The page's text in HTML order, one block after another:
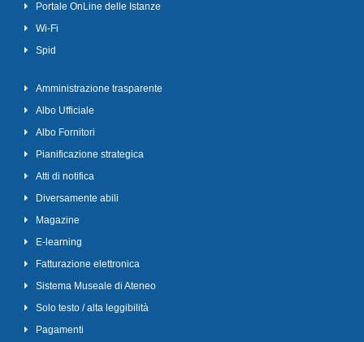
Portale OnLine delle Istanze
Wi-Fi
Spid
Amministrazione trasparente
Albo Ufficiale
Albo Fornitori
Pianificazione strategica
Atti di notifica
Diversamente abili
Magazine
E-learning
Fatturazione elettronica
Sistema Museale di Ateneo
Solo testo / alta leggibilità
Pagamenti